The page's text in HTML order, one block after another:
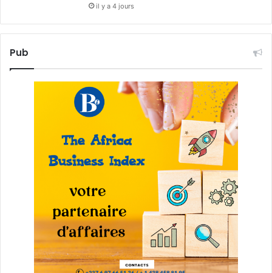
il y a 4 jours
Pub